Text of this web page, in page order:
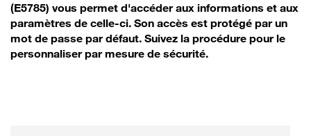
(E5785) vous permet d'accéder aux informations et aux
paramètres de celle-ci. Son accès est protégé par un
mot de passe par défaut. Suivez la procédure pour le
personnaliser par mesure de sécurité.